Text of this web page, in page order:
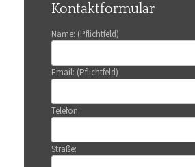
Kontaktformular
Name: (Pflichtfeld)
Email: (Pflichtfeld)
Telefon:
Straße: